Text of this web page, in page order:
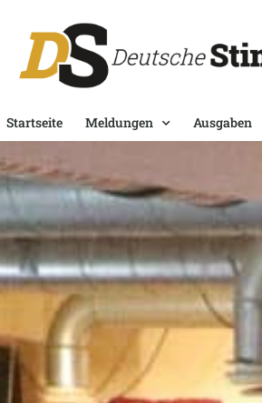
Startseite Meldungen Ausgaben